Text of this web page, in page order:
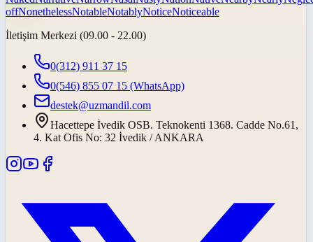
offNonethelessNotableNotablyNoticeNoticeable
İletişim Merkezi (09.00 - 22.00)
0(312) 911 37 15
0(546) 855 07 15 (WhatsApp)
destek@uzmandil.com
Hacettepe İvedik OSB. Teknokenti 1368. Cadde No.61,
4. Kat Ofis No: 32 İvedik / ANKARA